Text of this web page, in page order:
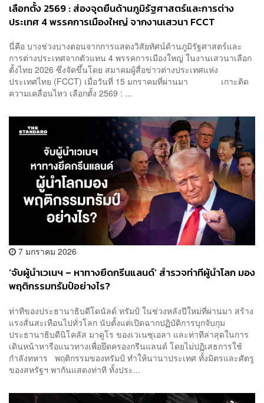
เลือกตั้ง 2569 : ส่องจุดยืนด้านภูมิรัฐศาสตร์และการต่าง
ประเทศ 4 พรรคการเมืองใหญ่ จากงานเสวนา FCCT
นี่คือ บางช่วงบางตอนจากการแสดงวิสัยทัศน์ด้านภูมิรัฐศาสตร์และ
การต่างประเทศจากตัวแทน 4 พรรคการเมืองใหญ่ ในงานเสวนาเลือก
ตั้งไทย 2026 ซึ่งจัดขึ้นโดย สมาคมผู้สื่อข่าวต่างประเทศแห่ง
ประเทศไทย (FCCT) เมื่อวันที่ 15 มกราคมที่ผ่านมา เกาะติด
ความเคลื่อนไหว เลือกตั้ง 2569 : ...
7 มกราคม 2026
‘จับผู้นำเวเนฯ – หาทางยึดกรีนแลนด์’ สำรวจท่าทีผู้นำโลก มอง
พฤติกรรมทรัมป์อย่างไร?
ท่าทีของประธานาธิบดีโดนัลด์ ทรัมป์ ในช่วงหลังปีใหม่ที่ผ่านมา สร้าง
แรงสั่นสะเทือนไปทั่วโลก นับตั้งแต่เปิดฉากปฏิบัติการบุกจับกุม
ประธานาธิบดีนิโคลัส มาดูโร ของเวเนซุเอลา และท่าทีล่าสุดในการ
เดินหน้าหารือแนวทางเพื่อยึดครองกรีนแลนด์ โดยไม่ปฏิเสธการใช้
กำลังทหาร พฤติกรรมของทรัมป์ ทำให้นานาประเทศ ทั้งมิตรและศัตรู
ของสหรัฐฯ พากันแสดงท่าที ทั้งประ...